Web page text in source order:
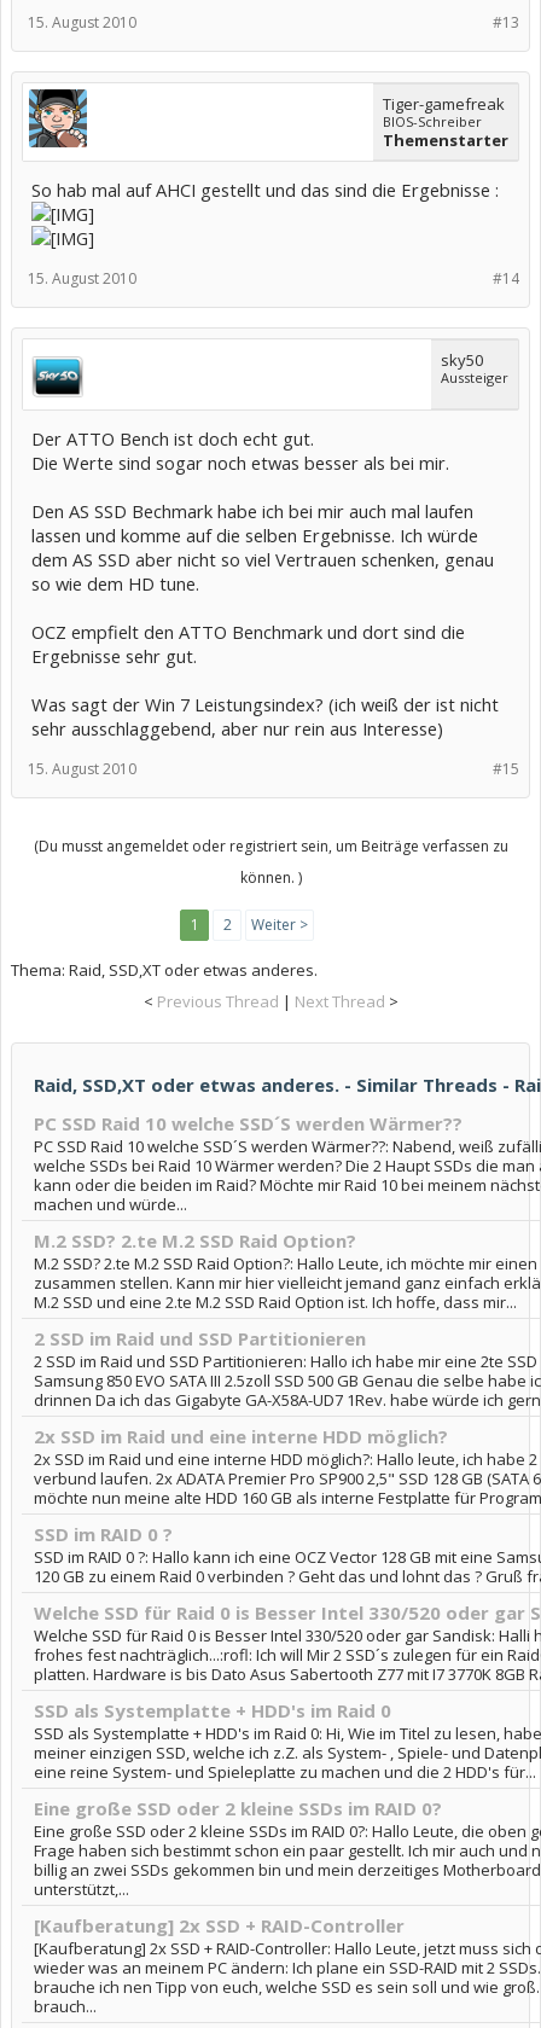
#13
15. August 2010
Tiger-gamefreak
BIOS-Schreiber
Themenstarter
So hab mal auf AHCI gestellt und das sind die Ergebnisse :
#14
15. August 2010
sky50
Aussteiger
Der ATTO Bench ist doch echt gut.
Die Werte sind sogar noch etwas besser als bei mir.
Den AS SSD Bechmark habe ich bei mir auch mal laufen
lassen und komme auf die selben Ergebnisse. Ich würde
dem AS SSD aber nicht so viel Vertrauen schenken, genau
so wie dem HD tune.
OCZ empfielt den ATTO Benchmark und dort sind die
Ergebnisse sehr gut.
Was sagt der Win 7 Leistungsindex? (ich weiß der ist nicht
sehr ausschlaggebend, aber nur rein aus Interesse)
#15
15. August 2010
(Du musst angemeldet oder registriert sein, um Beiträge verfassen zu
können. )
1 2 Weiter >
Thema: Raid, SSD,XT oder etwas anderes.
< Previous Thread | Next Thread >
Raid, SSD,XT oder etwas anderes. - Similar Threads -
PC SSD Raid 10 welche SSD´S werden Wärmer??
PC SSD Raid 10 welche SSD´S werden Wärmer??: Nabend, weiß
welche SSDs bei Raid 10 Wärmer werden? Die 2 Haupt SSDs die
kann oder die beiden im Raid? Möchte mir Raid 10 bei meinem
machen und würde...
M.2 SSD? 2.te M.2 SSD Raid Option?
M.2 SSD? 2.te M.2 SSD Raid Option?: Hallo Leute, ich möchte mir
zusammen stellen. Kann mir hier vielleicht jemand ganz einfach
M.2 SSD und eine 2.te M.2 SSD Raid Option ist. Ich hoffe, dass mir...
2 SSD im Raid und SSD Partitionieren
2 SSD im Raid und SSD Partitionieren: Hallo ich habe mir eine 2te
Samsung 850 EVO SATA III 2.5zoll SSD 500 GB Genau die selbe habe
drinnen Da ich das Gigabyte GA-X58A-UD7 1Rev. habe würde ich
2x SSD im Raid und eine interne HDD möglich?
2x SSD im Raid und eine interne HDD möglich?: Hallo leute, ich habe 2
verbund laufen. 2x ADATA Premier Pro SP900 2,5" SSD 128 GB (SATA
möchte nun meine alte HDD 160 GB als interne Festplatte für
SSD im RAID 0 ?
SSD im RAID 0 ?: Hallo kann ich eine OCZ Vector 128 GB mit eine
120 GB zu einem Raid 0 verbinden ? Geht das und lohnt das ? Gruß
Welche SSD für Raid 0 is Besser Intel 330/520 oder gar
Welche SSD für Raid 0 is Besser Intel 330/520 oder gar Sandisk: Halli
frohes fest nachträglich...:rofl: Ich will Mir 2 SSD´s zulegen für ein
platten. Hardware is bis Dato Asus Sabertooth Z77 mit I7 3770K 8GB
SSD als Systemplatte + HDD's im Raid 0
SSD als Systemplatte + HDD's im Raid 0: Hi, Wie im Titel zu lesen,
meiner einzigen SSD, welche ich z.Z. als System- , Spiele- und
eine reine System- und Spieleplatte zu machen und die 2 HDD's für...
Eine große SSD oder 2 kleine SSDs im RAID 0?
Eine große SSD oder 2 kleine SSDs im RAID 0?: Hallo Leute, die oben
Frage haben sich bestimmt schon ein paar gestellt. Ich mir auch und
billig an zwei SSDs gekommen bin und mein derzeitiges
unterstützt,...
[Kaufberatung] 2x SSD + RAID-Controller
[Kaufberatung] 2x SSD + RAID-Controller: Hallo Leute, jetzt muss sich
wieder was an meinem PC ändern: Ich plane ein SSD-RAID mit 2
brauche ich nen Tipp von euch, welche SSD es sein soll und wie
brauch...